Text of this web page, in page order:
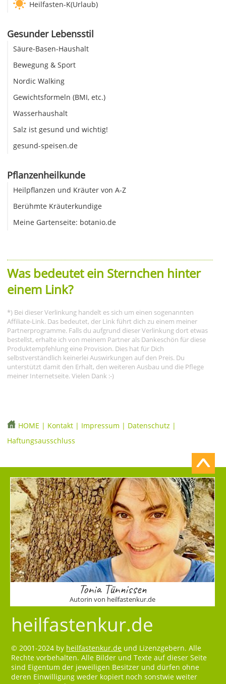
Heilfasten-K(Urlaub)
Gesunder Lebensstil
Säure-Basen-Haushalt
Bewegung & Sport
Nordic Walking
Gewichtsformeln (BMI, etc.)
Wasserhaushalt
Salz ist gesund und wichtig!
gesund-speisen.de
Pflanzenheilkunde
Heilpflanzen und Kräuter von A-Z
Berühmte Kräuterkundige
Meine Gartenseite: botanio.de
Was bedeutet ein Sternchen hinter
einem Link?
*) Bei dieser Verlinkung handelt es sich um einen sogenannten
Affiliate-Link. Das bedeutet, der Link führt dich zu einem meiner
Partnerprogramme. Falls du aufgrund dieser Verlinkung dort etwas
bestellst, erhalte ich von meinem Partner als Dankeschön für diese
Produktempfehlung eine Provision. Dies hat für Dich
selbstverständlich keinerlei Auswirkungen auf den Preis. Du
unterstützt damit den Erhalt, den weiteren Ausbau und die Pflege
meiner Internetseite. Vielen Dank :-)
HOME | Kontakt | Impressum | Datenschutz |
Haftungsausschluss
Tonia Tünnissen
Autorin von heilfastenkur.de
heilfastenkur.de
© 2001-2024 by heilfastenkur.de und Lizenzgebern. Alle
Rechte vorbehalten. Alle Bilder und Texte auf dieser Seite
sind Eigentum der jeweiligen Besitzer und dürfen ohne
deren Einwilligung weder kopiert noch sonstwie weiter